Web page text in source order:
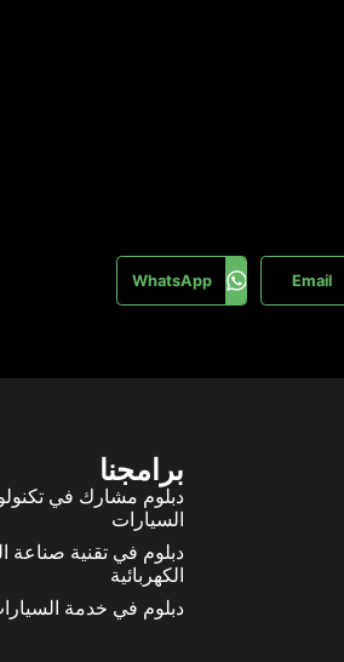
Email
WhatsApp
برامجنا
دبلوم مشارك في
السيارات
دبلوم في تقنية صناعة
الكهربائية
دبلوم في خدمة